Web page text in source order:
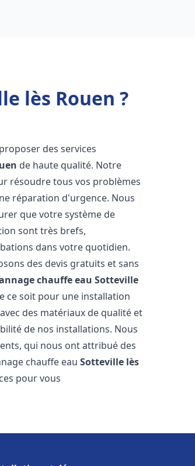
lès Rouen ?
des services
de haute qualité. Notre
résoudre tous vos problèmes
réparation d'urgence. Nous
que votre système de
sont très brefs,
dans votre quotidien.
des devis gratuits et sans
chauffe eau Sotteville
ce soit pour une installation
des matériaux de qualité et
de nos installations. Nous
qui nous ont attribué des
chauffe eauSotteville lès
pour vous